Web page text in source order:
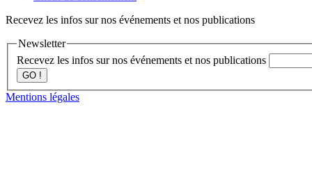
Recevez les infos sur nos événements et nos publications
Newsletter
Recevez les infos sur nos événements et nos publications
GO !
Mentions légales